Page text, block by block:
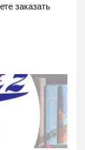
заказать